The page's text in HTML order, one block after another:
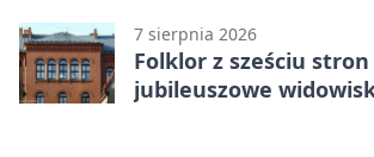
7 sierpnia 2026
Folklor z sześciu
jubileuszowe